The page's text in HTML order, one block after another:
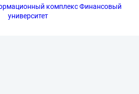
комплекс Финансовый
университет